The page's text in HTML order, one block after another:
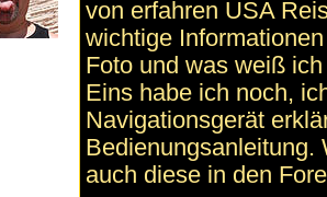
von erfahren USA
wichtige
Foto und was weiß
Eins habe ich noch,
Navigationsgerät
Bedienungsanleitung.
auch diese in den